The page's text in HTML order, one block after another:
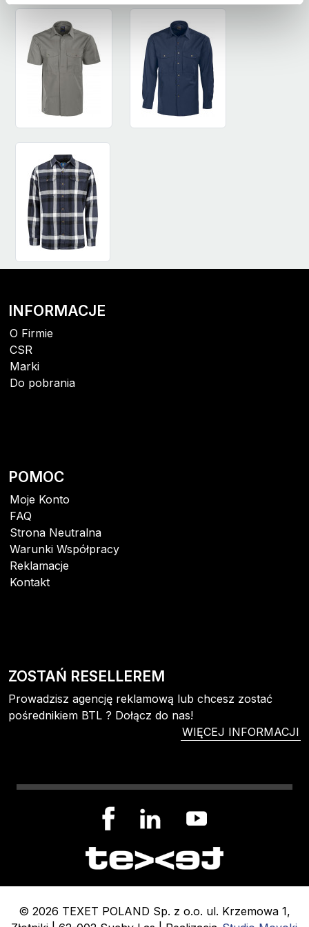
INFORMACJE
O Firmie
CSR
Marki
Do pobrania
POMOC
Moje Konto
FAQ
Strona Neutralna
Warunki Współpracy
Reklamacje
Kontakt
ZOSTAŃ RESELLEREM
Prowadzisz agencję reklamową lub chcesz zostać
pośrednikiem BTL ? Dołącz do nas!
WIĘCEJ INFORMACJI
© 2026 TEXET POLAND Sp. z o.o. ul. Krzemowa 1,